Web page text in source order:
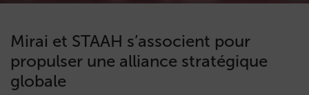
Mirai et STAAH s’associent pour
propulser une alliance stratégique
globale